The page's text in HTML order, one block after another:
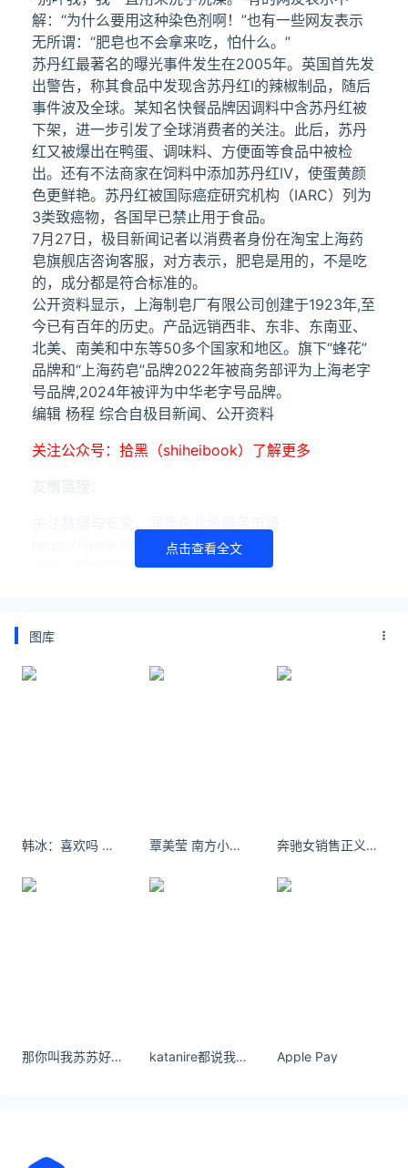
解：“为什么要用这种染色剂啊！”也有一些网友表示
无所谓：“肥皂也不会拿来吃，怕什么。”
苏丹红最著名的曝光事件发生在2005年。英国首先发
出警告，称其食品中发现含苏丹红Ⅰ的辣椒制品，随后
事件波及全球。某知名快餐品牌因调料中含苏丹红被
下架，进一步引发了全球消费者的关注。此后，苏丹
红又被爆出在鸭蛋、调味料、方便面等食品中被检
出。还有不法商家在饲料中添加苏丹红Ⅳ，使蛋黄颜
色更鲜艳。苏丹红被国际癌症研究机构（IARC）列为
3类致癌物，各国早已禁止用于食品。
7月27日，极目新闻记者以消费者身份在淘宝上海药
皂旗舰店咨询客服，对方表示，肥皂是用的，不是吃
的，成分都是符合标准的。
公开资料显示，上海制皂厂有限公司创建于1923年,至
今已有百年的历史。产品远销西非、东非、东南亚、
北美、南美和中东等50多个国家和地区。旗下“蜂花”
品牌和“上海药皂”品牌2022年被商务部评为上海老字
号品牌,2024年被评为中华老字号品牌。
编辑 杨程 综合自极目新闻、公开资料
关注公众号：拾黑（shiheibook）了解更多
https://www.ijiandao.com/
安全、绿色软件下载就上极速下载站：
处( 爱尖刀 )及本页链接。
点击查看全文
图库
韩冰：喜欢吗 专门拍给你看的 覃美莹 南方小土豆 躺了 #Ootd #牛仔外套 #皮草 奔驰女销售正义琳如果你伤了，就请回来，我一直都在。
那你叫我苏苏好了 穿上旗袍后整个人故事感满满，仿佛又回到了那个路遥知马力的时代～#涞觅润丝##今天穿什么##ootd# ​​​ katanire都说我们是祖国的花朵，为什么受伤的人都是我 Apple Pay